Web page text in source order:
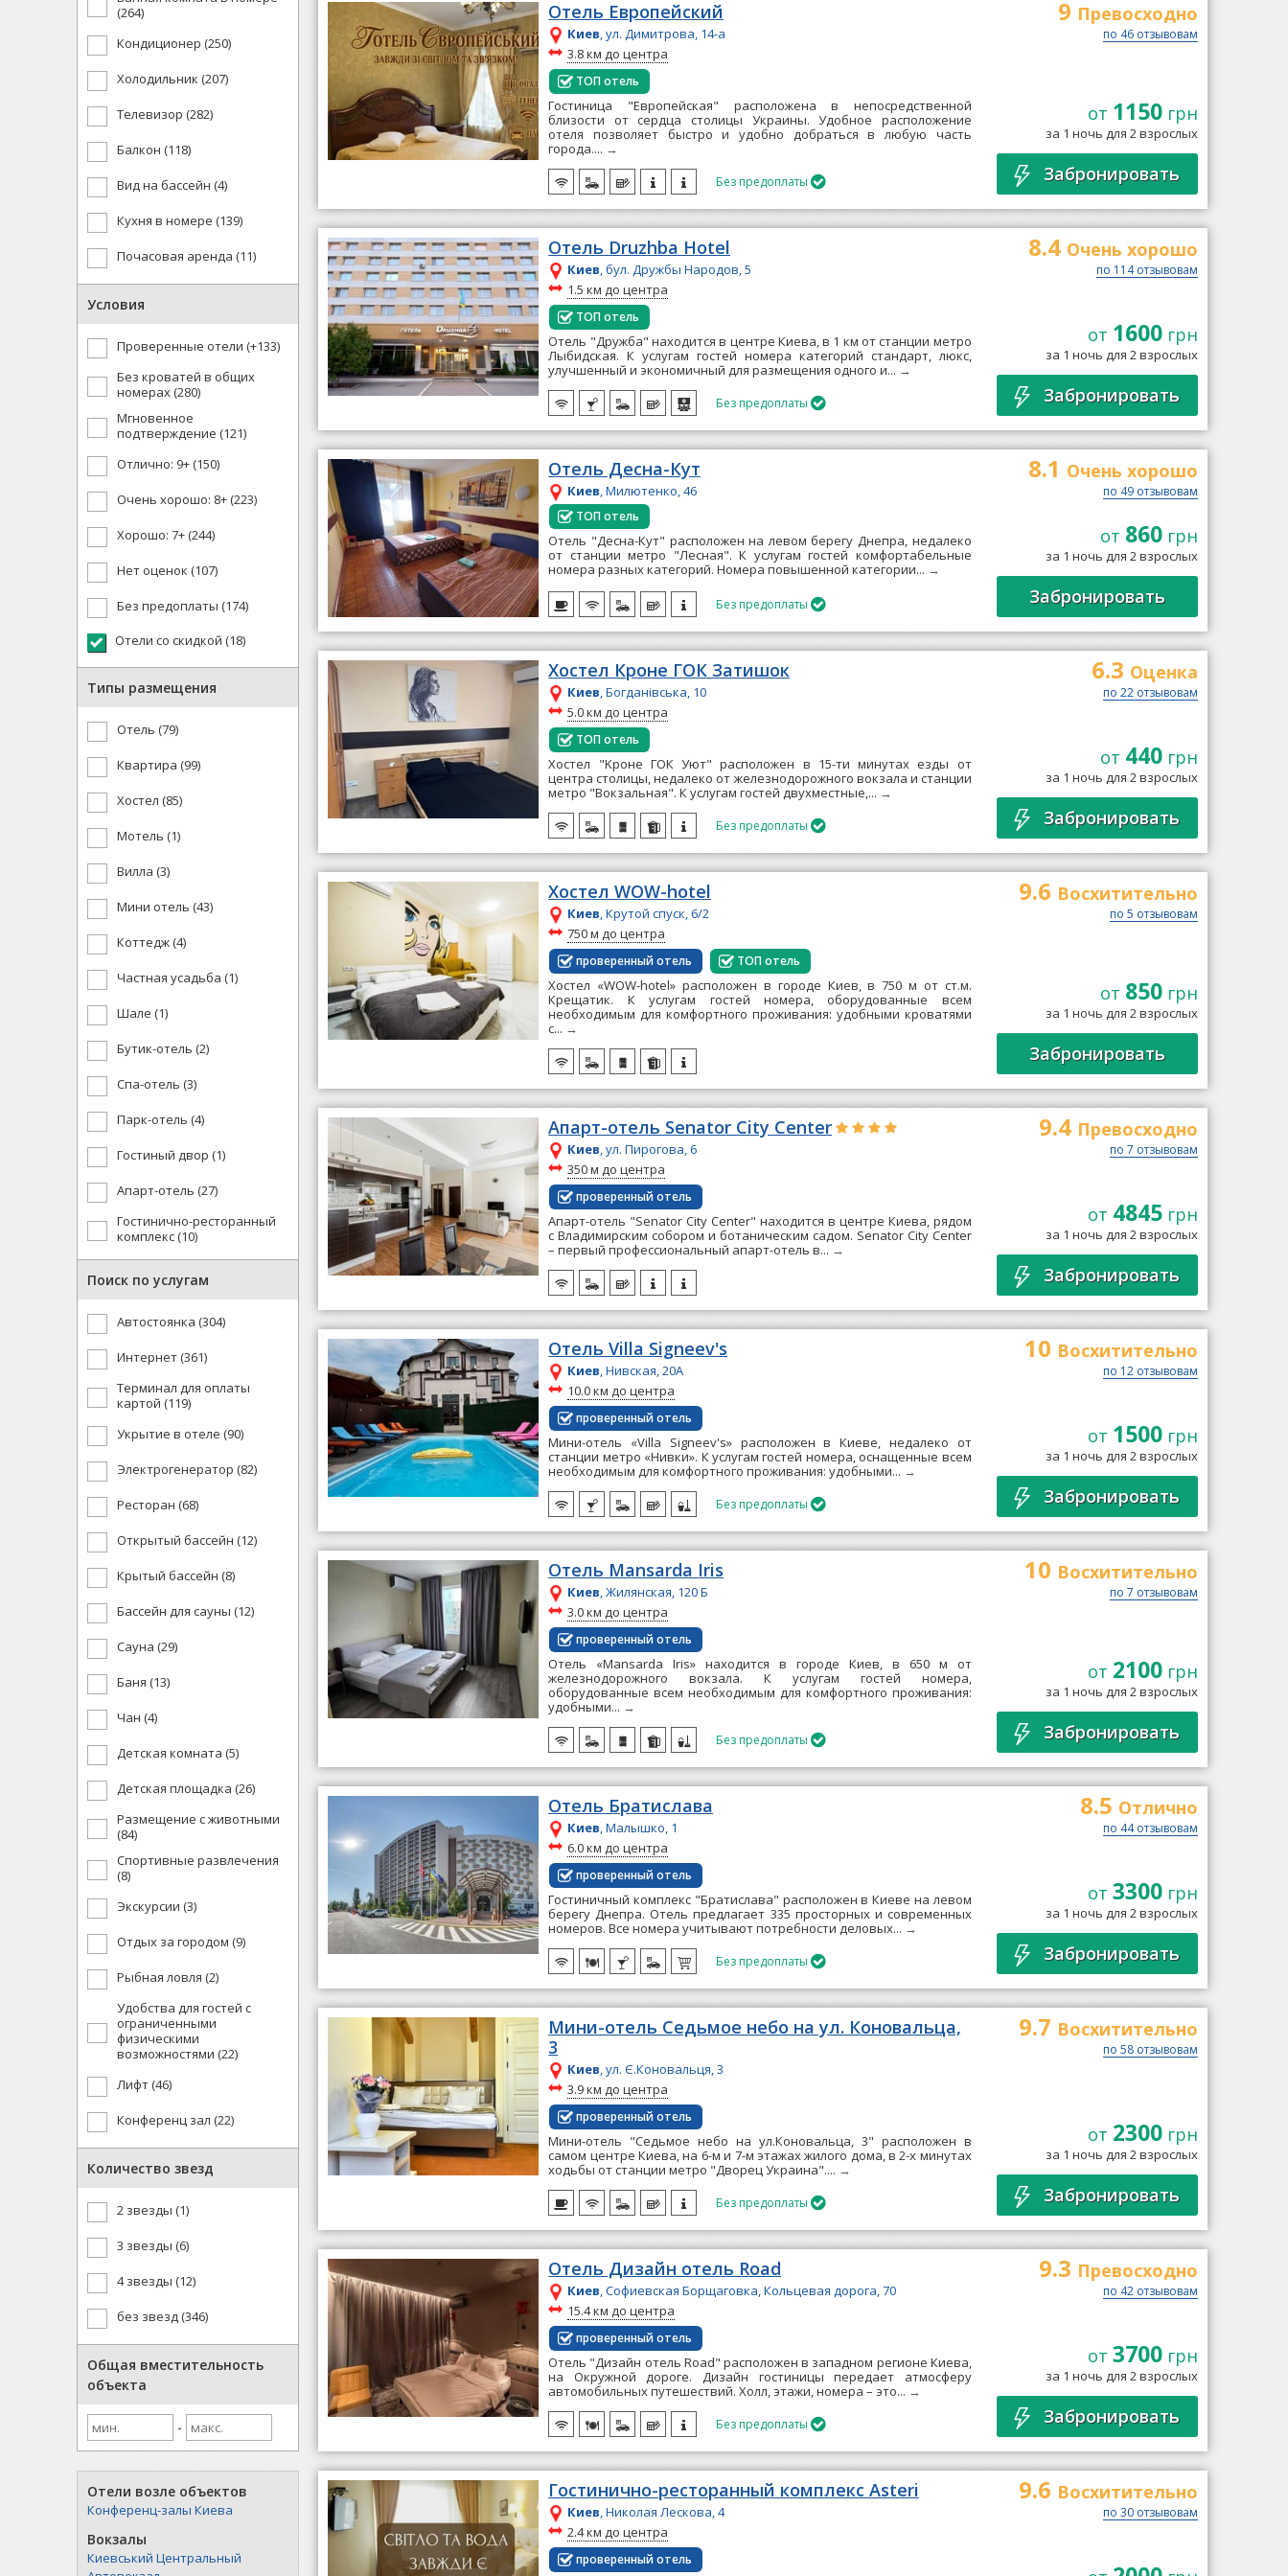
(264)
Кондиционер (250)
Холодильник (207)
Телевизор (282)
Балкон (118)
Вид на бассейн (4)
Кухня в номере (139)
Почасовая аренда (11)
Условия
Проверенные отели (+133)
Без кроватей в общих
номерах (280)
Мгновенное
подтверждение (121)
Отлично: 9+ (150)
Очень хорошо: 8+ (223)
Хорошо: 7+ (244)
Нет оценок (107)
Без предоплаты (174)
Отели со скидкой (18)
Типы размещения
Отель (79)
Квартира (99)
Хостел (85)
Мотель (1)
Вилла (3)
Мини отель (43)
Коттедж (4)
Частная усадьба (1)
Шале (1)
Бутик-отель (2)
Спа-отель (3)
Парк-отель (4)
Гостиный двор (1)
Апарт-отель (27)
Гостинично-ресторанный
комплекс (10)
Поиск по услугам
Автостоянка (304)
Интернет (361)
Терминал для оплаты
картой (119)
Укрытие в отеле (90)
Электрогенератор (82)
Ресторан (68)
Открытый бассейн (12)
Крытый бассейн (8)
Бассейн для сауны (12)
Сауна (29)
Баня (13)
Чан (4)
Детская комната (5)
Детская площадка (26)
Размещение с животными
(84)
Спортивные развлечения
(8)
Экскурсии (3)
Отдых за городом (9)
Рыбная ловля (2)
Удобства для гостей с
ограниченными
физическими
возможностями (22)
Лифт (46)
Конференц зал (22)
Количество звезд
2 звезды (1)
3 звезды (6)
4 звезды (12)
без звезд (346)
Общая вместительность
объекта
-
Отели возле объектов
Конференц-залы Киева
Вокзалы
Киевський Центральный
Отель Европейский
Киев, ул. Димитрова, 14-а
~
3.8 км до центра
ТОП отель
Гостиница "Европейская" расположена в непосредственной
близости от сердца столицы Украины. Удобное расположение
отеля позволяет быстро и удобно добраться в любую часть
города.... →
Без предоплаты
9 Превосходно
по 46 отзывовам
от 1150грн
за 1 ночь для 2 взрослых
Забронировать
Отель Druzhba Hotel
Киев, бул. Дружбы Народов, 5
~
1.5 км до центра
ТОП отель
Отель "Дружба" находится в центре Киева, в 1 км от станции метро
Лыбидская. К услугам гостей номера категорий стандарт, люкс,
улучшенный и экономичный для размещения одного и... →
Без предоплаты
8.4 Очень xорошо
по 114 отзывовам
от 1600грн
за 1 ночь для 2 взрослых
Забронировать
Отель Десна-Кут
Киев, Милютенко, 46
ТОП отель
Отель "Десна-Кут" расположен на левом берегу Днепра, недалеко
от станции метро "Лесная". К услугам гостей комфортабельные
номера разных категорий. Номера повышенной категории... →
Без предоплаты
8.1 Очень xорошо
по 49 отзывовам
от 860грн
за 1 ночь для 2 взрослых
Забронировать
Хостел Кроне ГОК Затишок
Киев, Богданівська, 10
~
5.0 км до центра
ТОП отель
Хостел "Kроне ГОК Уют" расположен в 15-ти минутах езды от
центра столицы, недалеко от железнодорожного вокзала и станции
метро "Вокзальная". К услугам гостей двухместные,... →
Без предоплаты
6.3 Оценка
по 22 отзывовам
от 440грн
за 1 ночь для 2 взрослых
Забронировать
Хостел WOW-hotel
Киев, Крутой спуск, 6/2
~
750 м до центра
проверенный отель ТОП отель
Хостел «WOW-hotel» расположен в городе Киев, в 750 м от ст.м.
Крещатик. К услугам гостей номера, оборудованные всем
необходимым для комфортного проживания: удобными кроватями
с... →
9.6 Восхитительно
по 5 отзывовам
от 850грн
за 1 ночь для 2 взрослых
Забронировать
Апарт-отель Senator City Center
Киев, ул. Пирогова, 6
~
350 м до центра
проверенный отель
Апарт-отель "Senator City Center" находится в центре Киева, рядом
с Владимирским собором и ботаническим садом. Senator City Center
– первый профессиональный апарт-отель в... →
9.4 Превосходно
по 7 отзывовам
от 4845грн
за 1 ночь для 2 взрослых
Забронировать
Отель Villa Signeev's
Киев, Нивская, 20A
~
10.0 км до центра
проверенный отель
Мини-отель «Villa Signeev's» расположен в Киеве, недалеко от
станции метро «Нивки». К услугам гостей номера, оснащенные всем
необходимым для комфортного проживания: удобными... →
Без предоплаты
10 Восхитительно
по 12 отзывовам
от 1500грн
за 1 ночь для 2 взрослых
Забронировать
Отель Mansarda Iris
Киев, Жилянская, 120 Б
~
3.0 км до центра
проверенный отель
Отель «Mansarda Iris» находится в городе Киев, в 650 м от
железнодорожного вокзала. К услугам гостей номера,
оборудованные всем необходимым для комфортного проживания:
удобными... →
Без предоплаты
10 Восхитительно
по 7 отзывовам
от 2100грн
за 1 ночь для 2 взрослых
Забронировать
Отель Братислава
Киев, Малышко, 1
~
6.0 км до центра
проверенный отель
Гостиничный комплекс "Братислава" расположен в Киеве на левом
берегу Днепра. Отель предлагает 335 просторных и современных
номеров. Все номера учитывают потребности деловых... →
Без предоплаты
8.5 Отлично
по 44 отзывовам
от 3300грн
за 1 ночь для 2 взрослых
Забронировать
Мини-отель Седьмое небо на ул. Коновальца,
3
Киев, ул. Є.Коновальця, 3
~
3.9 км до центра
проверенный отель
Мини-отель "Седьмое небо на ул.Коновальца, 3" расположен в
самом центре Киева, на 6-м и 7-м этажах жилого дома, в 2-х минутах
ходьбы от станции метро "Дворец Украина".... →
Без предоплаты
9.7 Восхитительно
по 58 отзывовам
от 2300грн
за 1 ночь для 2 взрослых
Забронировать
Отель Дизайн отель Road
Киев, Софиевская Борщаговка, Кольцевая дорога, 70
~
15.4 км до центра
проверенный отель
Отель "Дизайн отель Road" расположен в западном регионе Киева,
на Окружной дороге. Дизайн гостиницы передает атмосферу
автомобильных путешествий. Холл, этажи, номера – это... →
Без предоплаты
9.3 Превосходно
по 42 отзывовам
от 3700грн
за 1 ночь для 2 взрослых
Забронировать
Гостинично-ресторанный комплекс Asteri
Киев, Николая Лескова, 4
~
2.4 км до центра
проверенный отель
9.6 Восхитительно
по 30 отзывовам